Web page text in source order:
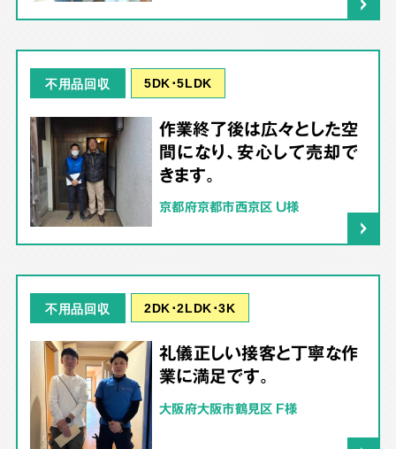
不用品回収 5DK･5LDK
作業終了後は広々とした空
間になり、安心して売却で
きます。
京都府京都市西京区 U様
不用品回収 2DK･2LDK･3K
礼儀正しい接客と丁寧な作
業に満足です。
大阪府大阪市鶴見区 F様